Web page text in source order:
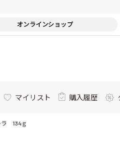
オンラインショップ
マイリスト 購入履歴
ラ 134ｇ